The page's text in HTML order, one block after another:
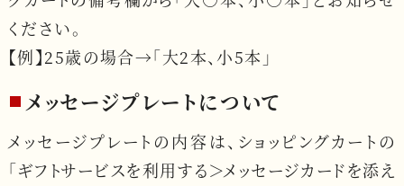
ください。
【例】25歳の場合→「大2本、小5本」
メッセージプレートについて
メッセージプレートの内容は、ショッピングカートの
「ギフトサービスを利用する＞メッセージカードを添え